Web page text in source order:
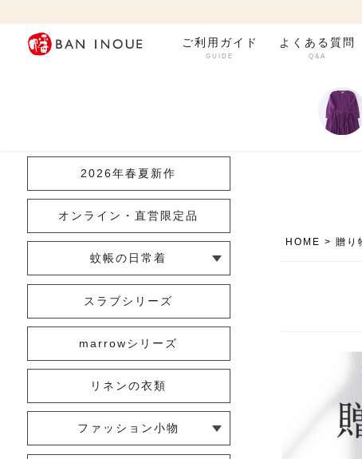
ご利用ガイド
GUIDE
よくある質問
Q&A
HOME 贈り
2026年春夏新作
オンライン・直営限定品
蚊帳の日常着
└ インナー
└ トップス
└ ワンピース
└ スカート
└ 羽織りもの
└ キッズ・ベビースラブシリーズ
marrowシリーズ
リネンの衣類
ファッション小物